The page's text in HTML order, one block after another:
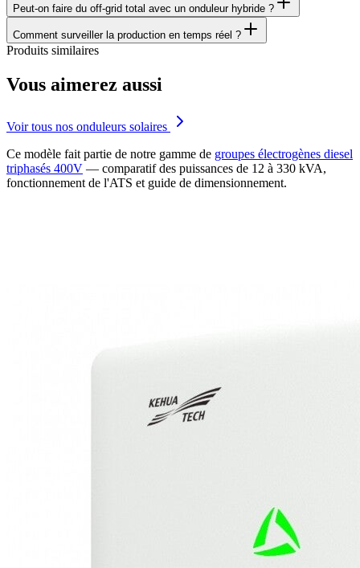
Peut-on faire du off-grid total avec un onduleur hybride ?
Comment surveiller la production en temps réel ?
Produits similaires
Vous aimerez aussi
Voir tous nos onduleurs solaires
Ce modèle fait partie de notre gamme de groupes électrogènes diesel
triphasés 400V — comparatif des puissances de 12 à 330 kVA,
fonctionnement de l'ATS et guide de dimensionnement.